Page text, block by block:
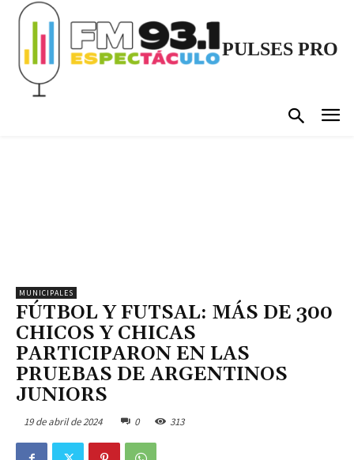
PULSES PRO
MUNICIPALES
FÚTBOL Y FUTSAL: MÁS DE 300
CHICOS Y CHICAS
PARTICIPARON EN LAS
PRUEBAS DE ARGENTINOS
JUNIORS
19 de abril de 2024 0 313